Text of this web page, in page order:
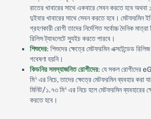
রাতের খাবারের সাথে একবারে সেবন করতে হবে অথবা
দুইবার খাবারের সাথে সেবন করতে হবে। মেটফরমিন
গ্রহণকারী রোগী তাদের নির্দেশিত সর্বোচ্চ দৈনিক
রিলিস ট্যাবলেটে স্যুইচ করতে পারবে।
শিশুদের: শিশুদের ক্ষেত্রে মেটফরমিন এক্সটেন্ডেড
গবেষণা হয়নি।
কিডনির সমস্যাজনিত রোগীদের: যে সকল রোগীদের
মি২এর নিচে, তাদের ক্ষেত্রে মেটফরমিন ব্যবহার করা
মিনিট/১.৭৩ মি২এর নিচে হলে মেটফরমিন ব্যবহারের
করতে হবে।